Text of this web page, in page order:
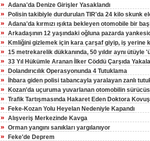
» Adana'da Denize Girişler Yasaklandı
» Polisin takibiyle durdurulan TIR'da 24 kilo skunk
» Adana'da kırmızı ışıkta bekleyen otomobile bir
» Arkadaşının 12 yaşındaki oğluna pazarda
» Kmliğini gizlemek için kara çarşaf giyip, iş yerine
» 15 metrekarelik dükkanında, 50 yıldır aynı ütüyle
» 33 Yıl Hükümle Aranan İlker Cöddü Çarşıda
» Dolandırıcılık Operasyonunda 4 Tutuklama
» İhbara giden polisi tabancayla yaralayan zanlı
» Kozan'da uçuruma yuvarlanan otomobilin
» Trafik Tartışmasında Hakaret Eden Doktora
» Feke-Kozan Yolu Heyelan Nedeniyle Kapandı
» Alışveriş Merkezinde Kavga
» Orman yangını sanıkları yargılanıyor
» Feke'de Deprem